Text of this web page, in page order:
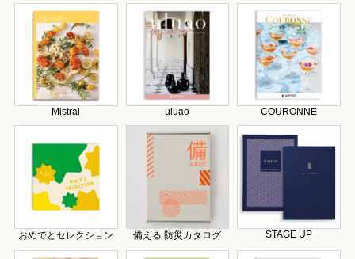
Mistral uluao COURONNE
おめでとセレクション 備える 防災カタログ STAGE UP